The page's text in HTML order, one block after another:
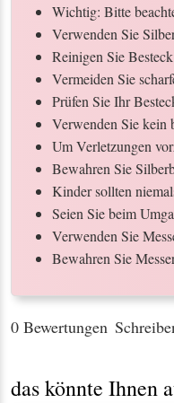
Wichtig: Bitte
Verwenden Sie
Reinigen Sie
Vermeiden Sie
Prüfen Sie Ihr
Verwenden Sie kein
Um Verletzungen
Bewahren Sie
Kinder sollten
Seien Sie beim
Verwenden Sie
Bewahren Sie
0 Bewertungen
das könnte Ihnen